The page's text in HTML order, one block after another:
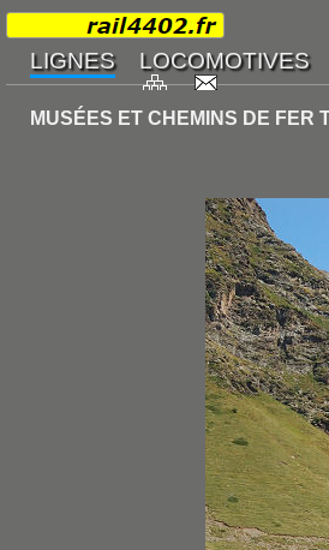
MUSÉES ET CHEMINS DE FER